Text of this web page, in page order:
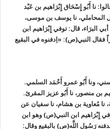
نا أَبُو إِسْحَاق إِبْرَاهيم بن عَبْد
المحاملي، نا يوسف بن موسى،
البرَاء، قال: توفي إِبْرَاهيم ابن
النبي(ص): «اِدفنوه في البقيع
بن منصور، نا أَبُو عزيز المقرئ.
نا مُعاوية بن هشام، نا سفيان عن
إِبْرَاهيم ابن النبي(ص) وهو ابن
رَسُول اللَّه(ص) بالبقيع وقال: